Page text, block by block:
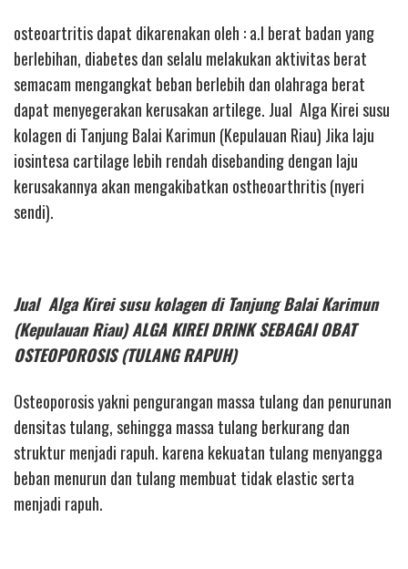
osteoartritis dapat dikarenakan oleh : a.l berat badan yang
berlebihan, diabetes dan selalu melakukan aktivitas berat
semacam mengangkat beban berlebih dan olahraga berat
dapat menyegerakan kerusakan artilege. Jual Alga Kirei susu
kolagen di Tanjung Balai Karimun (Kepulauan Riau) Jika laju
iosintesa cartilage lebih rendah disebanding dengan laju
kerusakannya akan mengakibatkan ostheoarthritis (nyeri
sendi).
Jual Alga Kirei susu kolagen di Tanjung Balai Karimun
(Kepulauan Riau) ALGA KIREI DRINK SEBAGAI OBAT
OSTEOPOROSIS (TULANG RAPUH)
Osteoporosis yakni pengurangan massa tulang dan penurunan
densitas tulang, sehingga massa tulang berkurang dan
struktur menjadi rapuh. karena kekuatan tulang menyangga
beban menurun dan tulang membuat tidak elastic serta
menjadi rapuh.